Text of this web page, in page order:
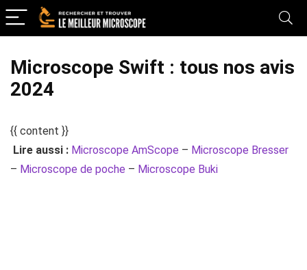
Microscope Swift : tous nos avis
2024
{{ content }}
Lire aussi : Microscope AmScope – Microscope Bresser
– Microscope de poche – Microscope Buki